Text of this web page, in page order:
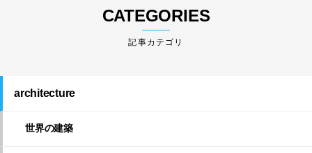
CATEGORIES
architecture
世界の建築